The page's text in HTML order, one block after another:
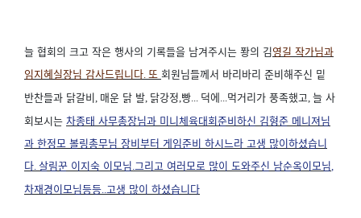
늘 협회의 크고 작은 행사의 기록들을 남겨주시는 퐝의 김영길 작가님과
임지혜실장님 감사드립니다. 또 회원님들께서 바리바리 준비해주신 밑
반찬들과 닭갈비, 매운 닭 발, 닭강정,빵... 덕에...먹거리가 풍족했고, 늘 사
회보시는 차종태 사무총장님과 미니체육대회준비하신 김형준 메니져님
과 한정모 볼링총무님 장비부터 게임준비 하시느라 고생 많이하셨습니
다. 살림꾼 이지숙 이모님.그리고 여러모로 많이 도와주신 남순옥이모님,
차재경이모님등등..고생 많이 하셨습니다